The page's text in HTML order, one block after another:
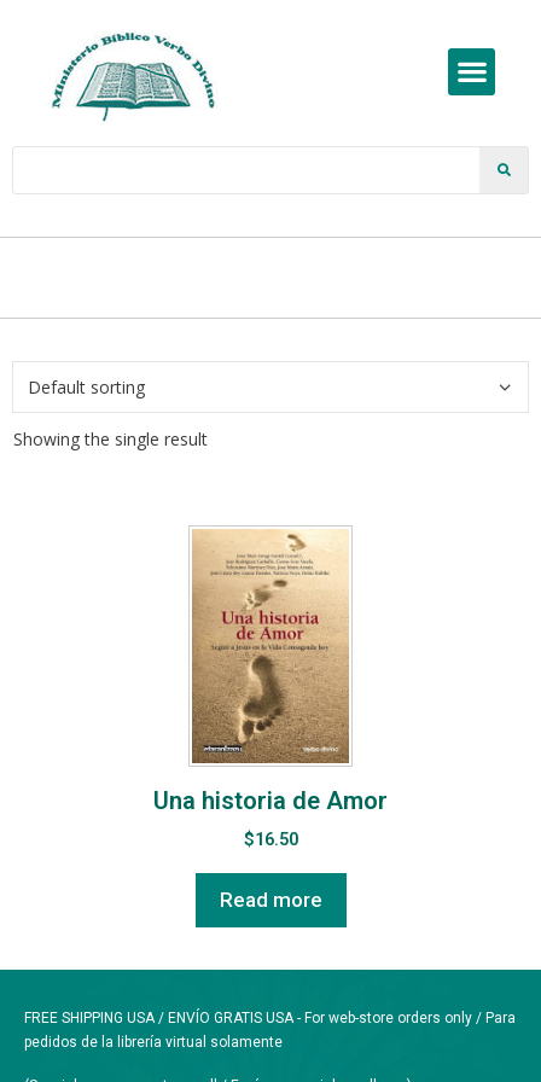
Showing the single result
Una historia de Amor
$16.50
Read more
FREE SHIPPING USA / ENVÍO GRATIS USA - For web-store orders only / Para
pedidos de la librería virtual solamente